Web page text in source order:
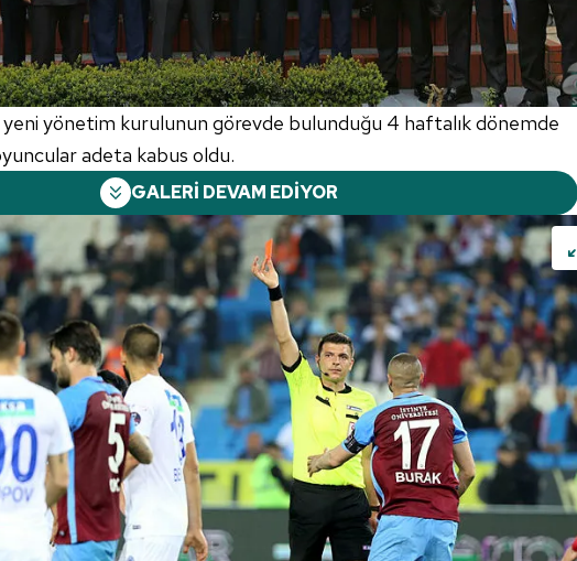
yönetim kurulunun görevde bulunduğu 4 haftalık dönemde
adeta kabus oldu.
GALERİ DEVAM EDİYOR